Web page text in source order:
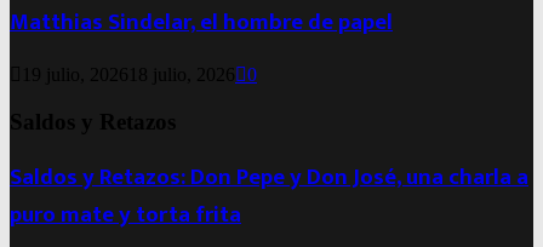
Matthias Sindelar, el hombre de papel
19 julio, 2026 18 julio, 2026 0
Saldos y Retazos
Saldos y Retazos: Don Pepe y Don José, una charla a
puro mate y torta frita